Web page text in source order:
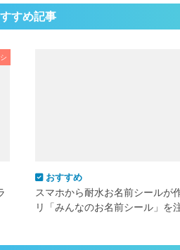
すめ記事
おすすめ
スマホから耐水お名前シールが
リ「みんなのお名前シール」を